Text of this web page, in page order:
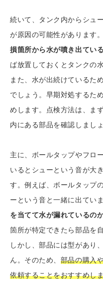
続いて、タンク内からシュ
が原因の可能性があります
損箇所から水が噴き出ている
ば放置しておくとタンクの
また、水が出続けているた
でしょう。早期対処するた
めします。点検方法は、ま
内にある部品を確認しましょ
主に、ボールタップやフロ
いるとシューという音が大
す。例えば、ボールタップ
ーという音と一緒に出ていま
を当てて水が漏れているの
箇所が特定できたら部品を
しかし、部品には型があり
ん。そのため、 部品の購入
依頼することをおすすめし